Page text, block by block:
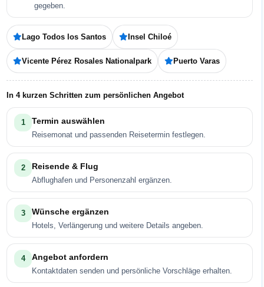
gegeben.
Lago Todos los Santos Insel Chiloé
Vicente Pérez Rosales Nationalpark Puerto Varas
In 4 kurzen Schritten zum persönlichen Angebot
1 Termin auswählen
Reisemonat und passenden Reisetermin festlegen.
2 Reisende & Flug
Abflughafen und Personenzahl ergänzen.
3 Wünsche ergänzen
Hotels, Verlängerung und weitere Details angeben.
4 Angebot anfordern
Kontaktdaten senden und persönliche Vorschläge erhalten.